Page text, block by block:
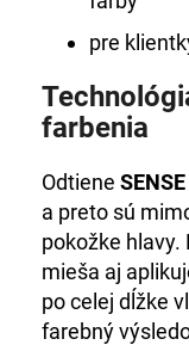
pre
farbenia
Odtiene
a preto sú
pokožke
mieša aj
po celej dĺžke
farebný